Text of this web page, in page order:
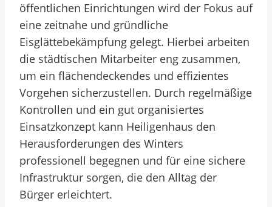
öffentlichen Einrichtungen wird der Fokus auf
eine zeitnahe und gründliche
Eisglättebekämpfung gelegt. Hierbei arbeiten
die städtischen Mitarbeiter eng zusammen,
um ein flächendeckendes und effizientes
Vorgehen sicherzustellen. Durch regelmäßige
Kontrollen und ein gut organisiertes
Einsatzkonzept kann Heiligenhaus den
Herausforderungen des Winters
professionell begegnen und für eine sichere
Infrastruktur sorgen, die den Alltag der
Bürger erleichtert.